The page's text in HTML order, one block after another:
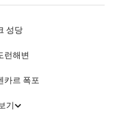
성당
런해변
카르 폭포
기